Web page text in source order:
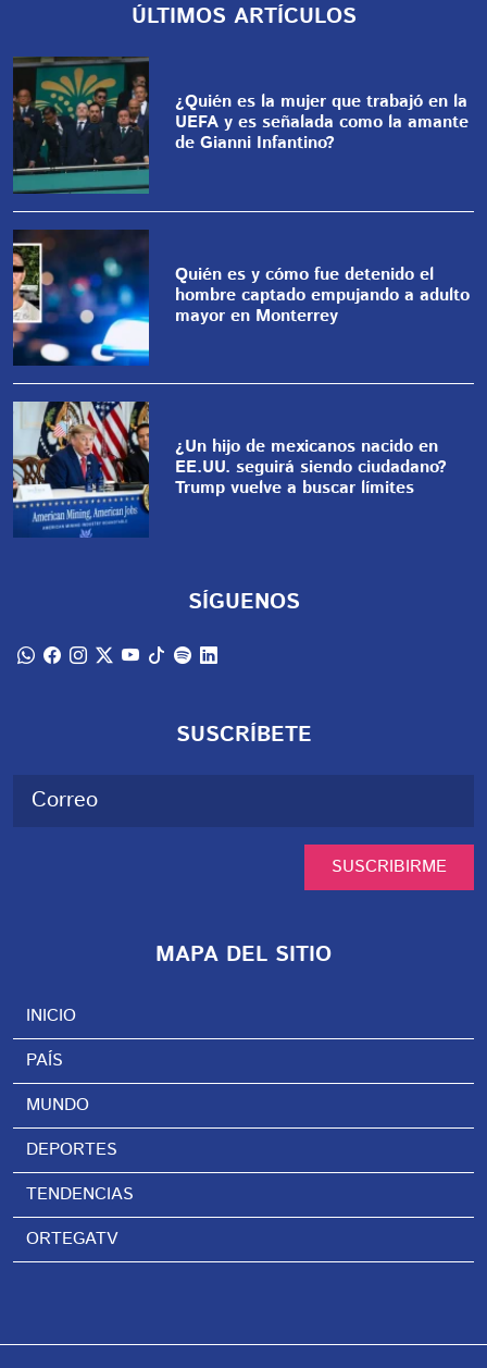
ÚLTIMOS ARTÍCULOS
¿Quién es la mujer que trabajó en la
UEFA y es señalada como la amante
de Gianni Infantino?
Quién es y cómo fue detenido el
hombre captado empujando a adulto
mayor en Monterrey
¿Un hijo de mexicanos nacido en
EE.UU. seguirá siendo ciudadano?
Trump vuelve a buscar límites
SÍGUENOS
SUSCRÍBETE
SUSCRIBIRME
MAPA DEL SITIO
INICIO
PAÍS
MUNDO
DEPORTES
TENDENCIAS
ORTEGATV